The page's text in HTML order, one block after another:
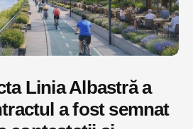
Linia Albastră a
a fost semnat